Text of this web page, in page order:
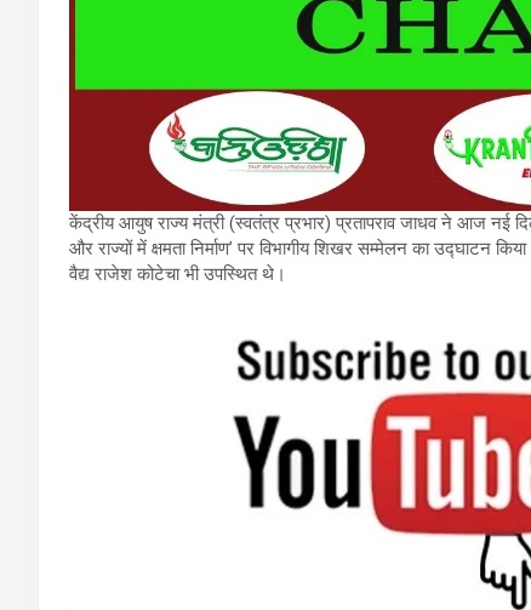
केंद्रीय आयुष राज्य मंत्री (स्वतंत्र प्रभार) प्रतापराव जाधव ने आज नई
और राज्यों में क्षमता निर्माण’ पर विभागीय शिखर सम्मेलन का उद्घाटन
वैद्य राजेश कोटेचा भी उपस्थित थे।